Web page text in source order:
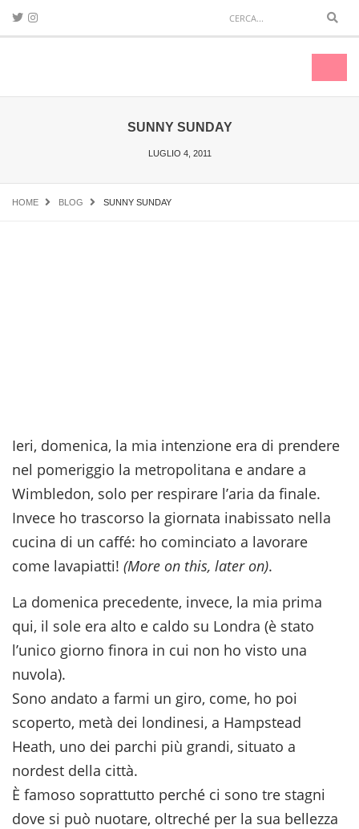
SUNNY SUNDAY
LUGLIO 4, 2011
HOME BLOG SUNNY SUNDAY
Ieri, domenica, la mia intenzione era di prendere
nel pomeriggio la metropolitana e andare a
Wimbledon, solo per respirare l’aria da finale.
Invece ho trascorso la giornata inabissato nella
cucina di un caffé: ho cominciato a lavorare
come lavapiatti! (More on this, later on).
La domenica precedente, invece, la mia prima
qui, il sole era alto e caldo su Londra (è stato
l’unico giorno finora in cui non ho visto una
nuvola).
Sono andato a farmi un giro, come, ho poi
scoperto, metà dei londinesi, a Hampstead
Heath, uno dei parchi più grandi, situato a
nordest della città.
È famoso soprattutto perché ci sono tre stagni
dove si può nuotare, oltreché per la sua bellezza